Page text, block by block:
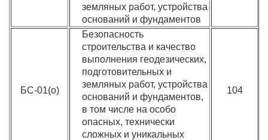
земляных работ, устройства
оснований и фундаментов
БС-01(о)
Безопасность
строительства и качество
выполнения геодезических,
подготовительных и
земляных работ, устройства
оснований и фундаментов,
в том числе на особо
опасных, технически
сложных и уникальных
104